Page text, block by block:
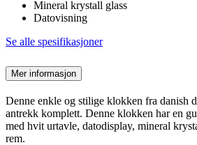
Mineral krystall glass
Datovisning
Se alle spesifikasjoner
Mer informasjon
Denne enkle og stilige klokken fra danish
antrekk komplett. Denne klokken har en
med hvit urtavle, datodisplay, mineral
rem.